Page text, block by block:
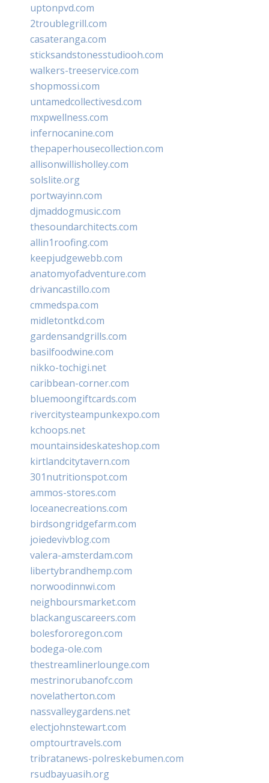
uptonpvd.com
2troublegrill.com
casateranga.com
sticksandstonesstudiooh.com
walkers-treeservice.com
shopmossi.com
untamedcollectivesd.com
mxpwellness.com
infernocanine.com
thepaperhousecollection.com
allisonwillisholley.com
solslite.org
portwayinn.com
djmaddogmusic.com
thesoundarchitects.com
allin1roofing.com
keepjudgewebb.com
anatomyofadventure.com
drivancastillo.com
cmmedspa.com
midletontkd.com
gardensandgrills.com
basilfoodwine.com
nikko-tochigi.net
caribbean-corner.com
bluemoongiftcards.com
rivercitysteampunkexpo.com
kchoops.net
mountainsideskateshop.com
kirtlandcitytavern.com
301nutritionspot.com
ammos-stores.com
loceanecreations.com
birdsongridgefarm.com
joiedevivblog.com
valera-amsterdam.com
libertybrandhemp.com
norwoodinnwi.com
neighboursmarket.com
blackanguscareers.com
bolesfororegon.com
bodega-ole.com
thestreamlinerlounge.com
mestrinorubanofc.com
novelatherton.com
nassvalleygardens.net
electjohnstewart.com
omptourtravels.com
tribratanews-polreskebumen.com
rsudbayuasih.org